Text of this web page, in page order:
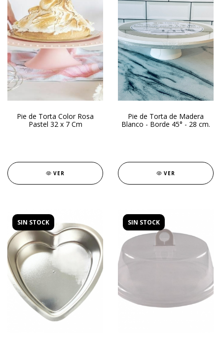
Pie de Torta Color Rosa
Pastel 32 x 7 Cm
VER
Pie de Torta de Madera
Blanco - Borde 45° - 28 cm.
VER
SIN STOCK SIN STOCK